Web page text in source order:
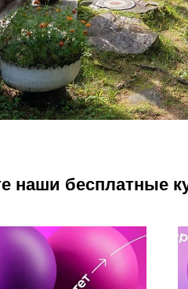
наши бесплатные